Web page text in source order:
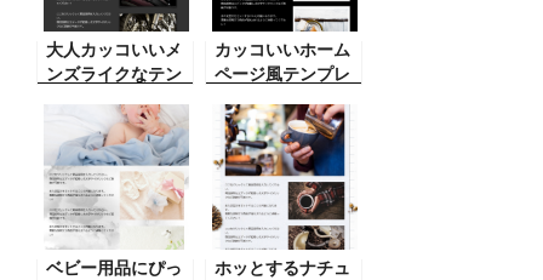
大人カッコいいメ
ンズライクなテン
カッコいいホーム
ページ風テンプレ
ベビー用品にぴっ
ホッとするナチュ